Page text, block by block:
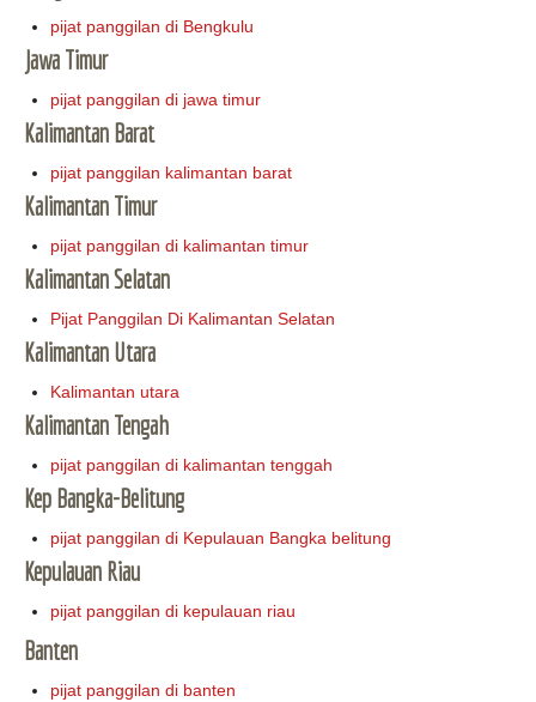
pijat panggilan di Bengkulu
Jawa Timur
pijat panggilan di jawa timur
Kalimantan Barat
pijat panggilan kalimantan barat
Kalimantan Timur
pijat panggilan di kalimantan timur
Kalimantan Selatan
Pijat Panggilan Di Kalimantan Selatan
Kalimantan Utara
Kalimantan utara
Kalimantan Tengah
pijat panggilan di kalimantan tenggah
Kep Bangka-Belitung
pijat panggilan di Kepulauan Bangka belitung
Kepulauan Riau
pijat panggilan di kepulauan riau
Banten
pijat panggilan di banten